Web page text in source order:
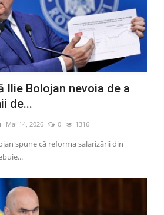
Ilie Bolojan nevoia de a
de...
Mai 14, 2026 0 1316
spune că reforma salarizării din